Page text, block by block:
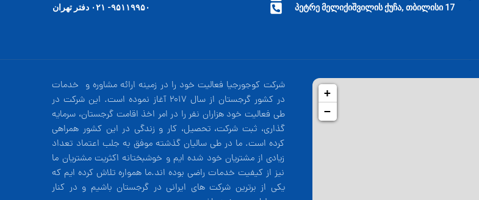
۹۵۱۱۹۹۵۰- ۰۲۱ دفتر تهران
17 პეტრე მელიქიშვილის ქუჩა, თბილისი
شرکت کوجورجیا فعالیت خود را در زمینه ارائه مشاوره و خدمات
در کشور گرجستان از سال 2017 آغاز نموده است. این شرکت در
طی فعالیت خود هزاران نفر را در امر اخذ اقامت گرجستان، سرمایه
گذاری، ثبت شرکت، تحصیل، کار و زندگی در این کشور همراهی
کرده است. ما در طی سالیان گذشته موفق به جلب اعتماد تعداد
زیادی از مشتریان خود شده ایم و خوشبختانه اکثریت مشتریان ما
نیز از کیفیت خدمات راضی بوده اند.ما همواره تلاش کرده ایم که
یکی از برترین شرکت های ایرانی در گرجستان باشیم و در کنار
+
−